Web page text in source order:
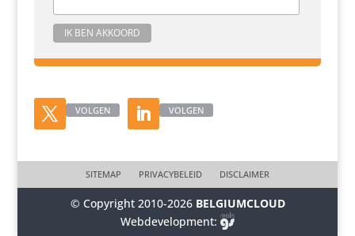
VOLGEN VOLGEN
SITEMAP PRIVACYBELEID DISCLAIMER
© Copyright 2010-2026 BELGIUMCLOUD
Webdevelopment: